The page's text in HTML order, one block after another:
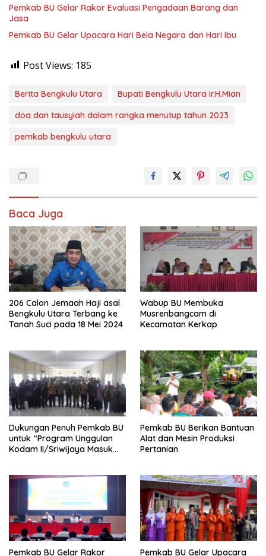
Pemkab BU Gelar Rakor Evaluasi Pengadaan Barang dan
Jasa
Pemkab BU Gelar Upacara Hari Bela Negara dan Hari Ibu
Post Views: 185
Berita Bengkulu Utara
Bupati Bengkulu Utara Ir.H.Mian
doa dan tausyiah dalam rangka menutup tahun 2023
pemkab bengkulu utara
Baca Juga
206 Calon Jemaah Haji asal
Bengkulu Utara Terbang ke
Tanah Suci pada 18 Mei 2024
Wabup BU Membuka
Musrenbangcam di
Kecamatan Kerkap
Dukungan Penuh Pemkab BU
untuk “Program Unggulan
Kodam II/Sriwijaya Masuk
Pemkab BU Berikan Bantuan
Alat dan Mesin Produksi
Pertanian
Pemkab BU Gelar Rakor
Pemkab BU Gelar Upacara